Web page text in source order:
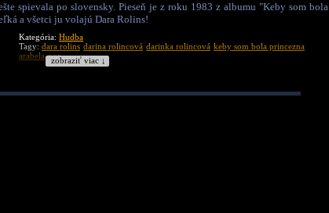
spievala po slovensky. Pieseň je z roku 1983 z albumu "Keby som bola
a všetci ju volajú Dara Rolins!
Kategória: Hudba
Tagy: dara rolins darina rolincová darinka rolincová keby som bola princezna
arabela pop
zobraziť viac ↓